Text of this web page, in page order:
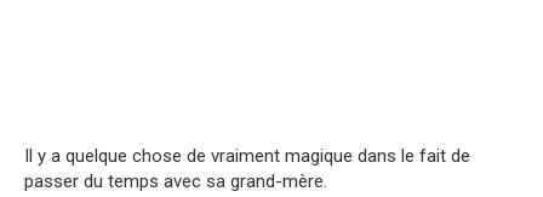
Il y a quelque chose de vraiment magique dans le fait de
passer du temps avec sa grand-mère.